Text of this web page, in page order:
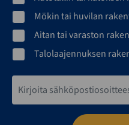
Mökin tai huvilan
Aitan tai varaston
Talolaajennuksen